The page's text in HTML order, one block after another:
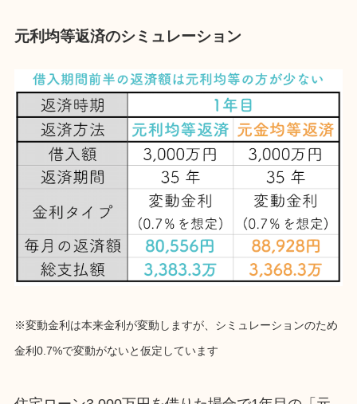
元利均等返済のシミュレーション
※変動金利は本来金利が変動しますが、シミュレーションのため
金利0.7%で変動がないと仮定しています